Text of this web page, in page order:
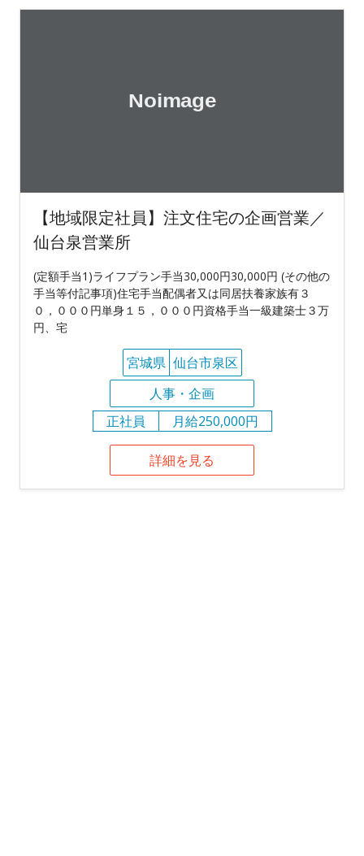
【地域限定社員】注文住宅の企画営業／
仙台泉営業所
(定額手当1)ライフプラン手当30,000円30,000円 (その他の
手当等付記事項)住宅手当配偶者又は同居扶養家族有３
０，０００円単身１５，０００円資格手当一級建築士３万
円、宅
宮城県 仙台市泉区
人事・企画
正社員
月給250,000円
詳細を見る